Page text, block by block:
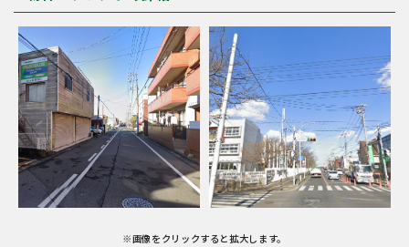
※画像をクリックすると拡大します。